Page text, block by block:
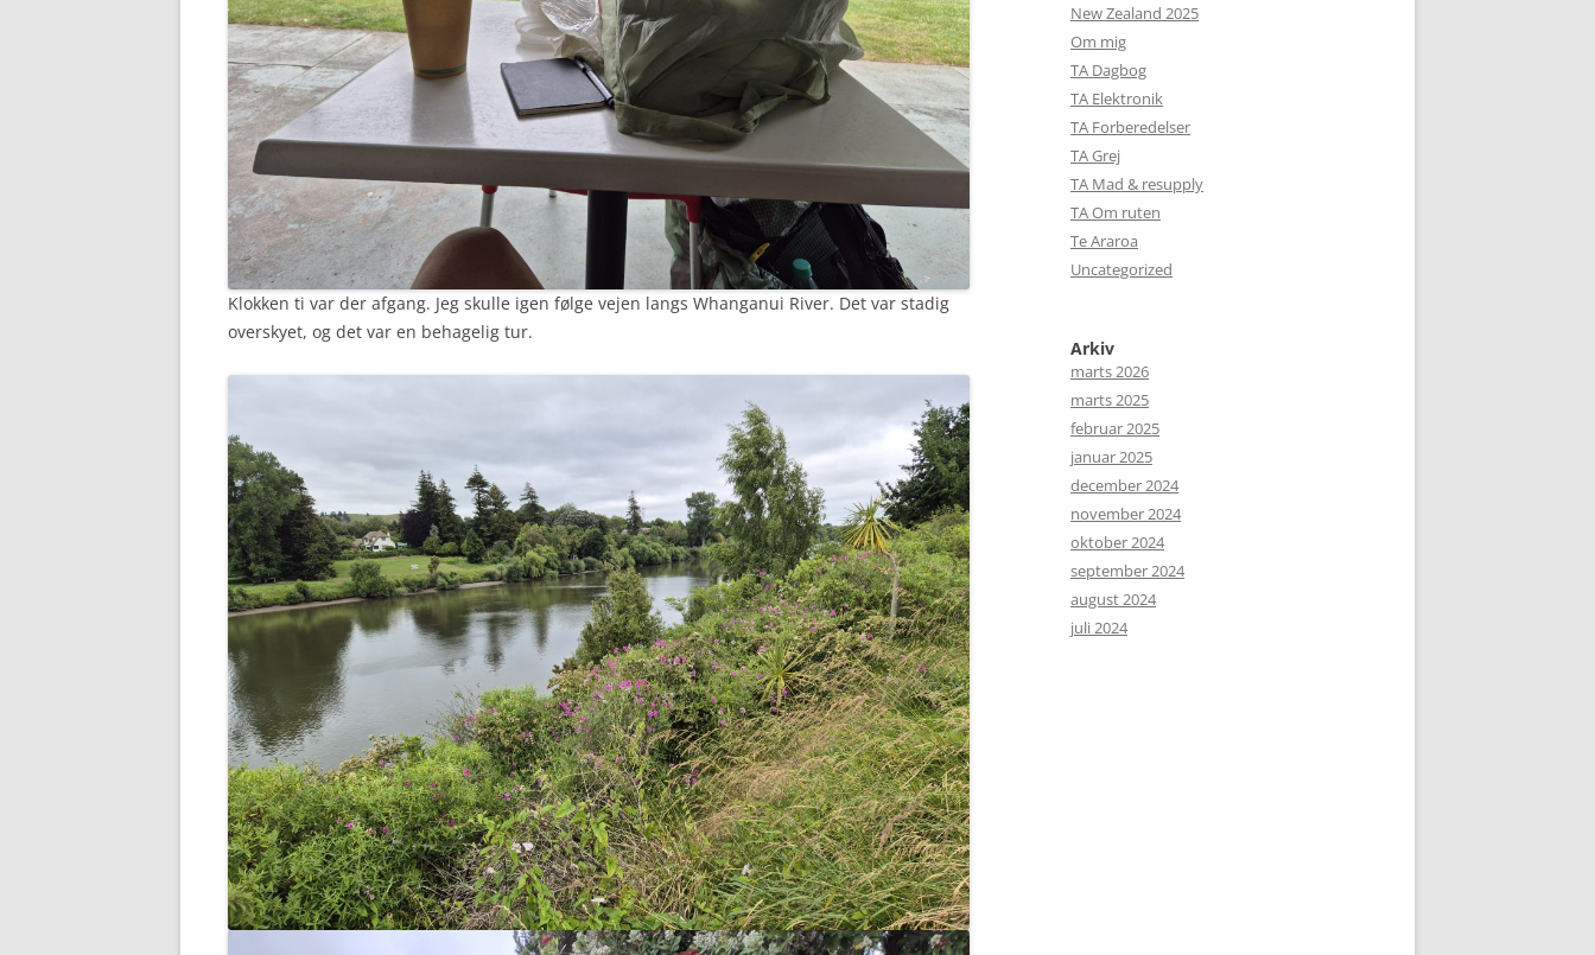
Klokken ti var der afgang. Jeg skulle igen følge vejen langs Whanganui River. Det var stadig
overskyet, og det var en behagelig tur.
New Zealand 2025
Om mig
TA Dagbog
TA Elektronik
TA Forberedelser
TA Grej
TA Mad & resupply
TA Om ruten
Te Araroa
Uncategorized
Arkiv
marts 2026
marts 2025
februar 2025
januar 2025
december 2024
november 2024
oktober 2024
september 2024
august 2024
juli 2024